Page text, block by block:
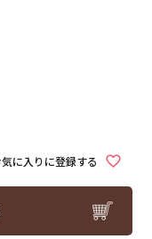
気に入りに登録する